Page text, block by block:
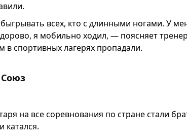
всех, кто с длинными ногами. У
я мобильно ходил, — поясняет
в спортивных лагерях пропадали.
на все соревнования по стране стали
катался.